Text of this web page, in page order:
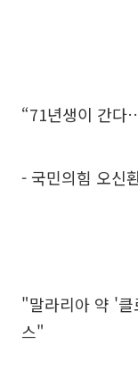
“71년생이 간다
- 국민의힘 오신
"말라리아 약 '클
스"